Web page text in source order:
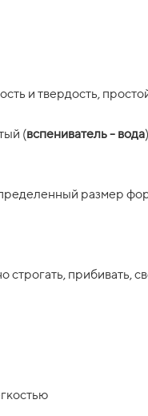
и твердость,
(вспениватель - вода
размер
прибивать,